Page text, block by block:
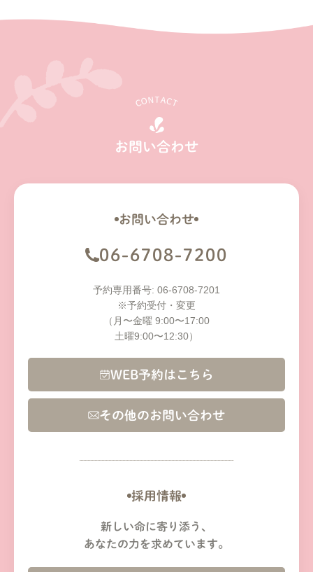
CONTACT
お問い合わせ
お問い合わせ
06-6708-7200
予約専用番号: 06-6708-7201
※予約受付・変更
（月〜金曜 9:00〜17:00
土曜9:00〜12:30）
WEB予約はこちら
その他のお問い合わせ
採用情報
新しい命に寄り添う、
あなたの力を求めています。